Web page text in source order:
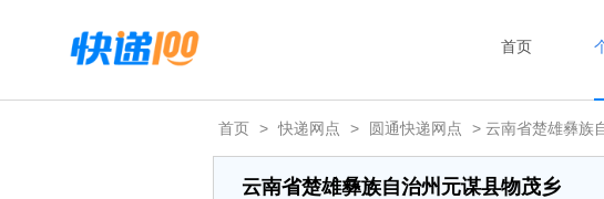
首页
首页 > 快递网点 > 圆通快递网点 > 云南省楚雄彝族
云南省楚雄彝族自治州元谋县物茂乡